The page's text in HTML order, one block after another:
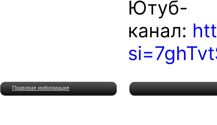
Ютуб-
канал:
Правовая информация